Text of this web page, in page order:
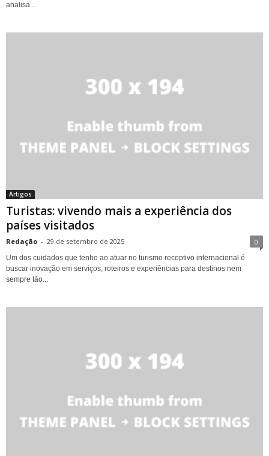
analisa...
Artigos
Turistas: vivendo mais a experiência dos
países visitados
Redação - 29 de setembro de 2025 0
Um dos cuidados que tenho ao atuar no turismo receptivo internacional é
buscar inovação em serviços, roteiros e experiências para destinos nem
sempre tão...